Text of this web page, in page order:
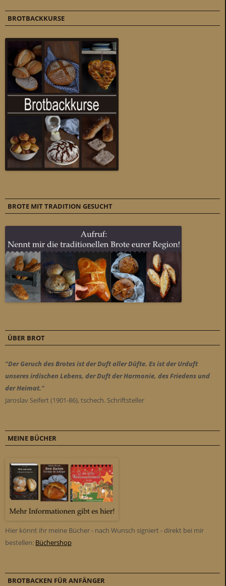
BROTBACKKURSE
BROTE MIT TRADITION GESUCHT
ÜBER BROT
"Der Geruch des Brotes ist der Duft aller Düfte. Es ist der Urduft
unseres irdischen Lebens, der Duft der Harmonie, des Friedens und
der Heimat."
Jaroslav Seifert (1901-86), tschech. Schriftsteller
MEINE BÜCHER
Hier könnt ihr meine Bücher - nach Wunsch signiert - direkt bei mir
bestellen: Büchershop
BROTBACKEN FÜR ANFÄNGER